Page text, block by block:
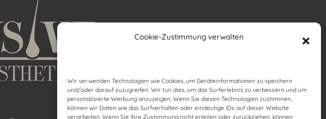
Cookie-Zustimmung verwalten
Wir verwenden Technologien wie Cookies, um Geräteinformationen zu speichern
und/oder darauf zuzugreifen. Wir tun dies, um das Surferlebnis zu verbessern und um
personalisierte Werbung anzuzeigen. Wenn Sie diesen Technologien zustimmen,
können wir Daten wie das Surfverhalten oder eindeutige IDs auf dieser Website
verarbeiten. Wenn Sie Ihre Zustimmung nicht erteilen oder zurückziehen, können